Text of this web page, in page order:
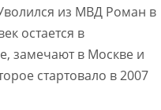
из МВД Роман в
остается в
замечают в Москве и
стартовало в 2007